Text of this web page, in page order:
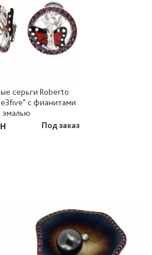
серьги Roberto
с фианитами
эмалью
Под заказ